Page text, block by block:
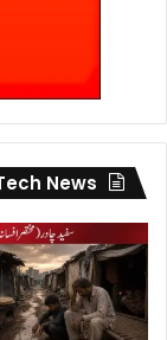
News